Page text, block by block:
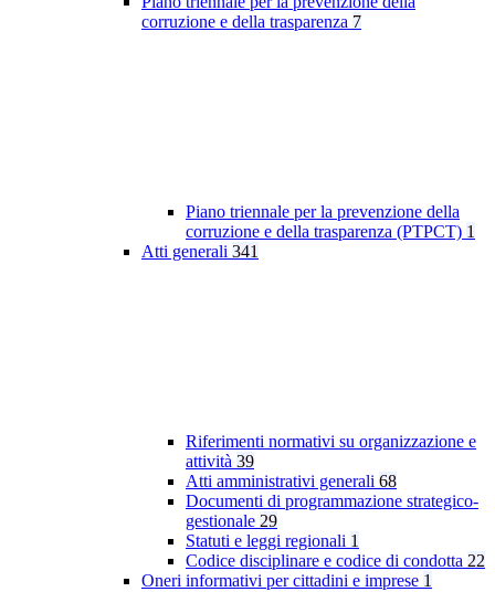
corruzione e della trasparenza 7
Piano triennale per la prevenzione della
corruzione e della trasparenza (PTPCT) 1
Atti generali 341
Riferimenti normativi su organizzazione e
attività 39
Atti amministrativi generali 68
Documenti di programmazione strategico-
gestionale 29
Statuti e leggi regionali 1
Codice disciplinare e codice di condotta 22
Oneri informativi per cittadini e imprese 1